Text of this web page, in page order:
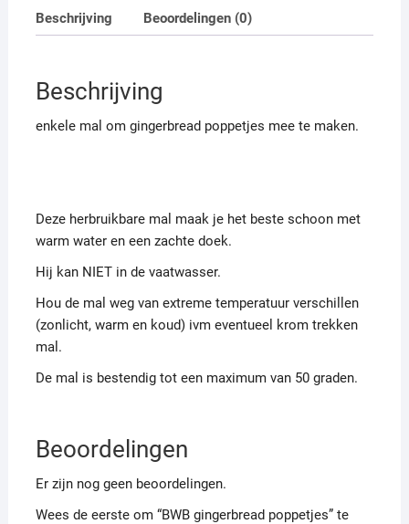
Beschrijving Beoordelingen (0)
Beschrijving
enkele mal om gingerbread poppetjes mee te maken.
Deze herbruikbare mal maak je het beste schoon met
warm water en een zachte doek.
Hij kan NIET in de vaatwasser.
Hou de mal weg van extreme temperatuur verschillen
(zonlicht, warm en koud) ivm eventueel krom trekken
mal.
De mal is bestendig tot een maximum van 50 graden.
Beoordelingen
Er zijn nog geen beoordelingen.
Wees de eerste om “BWB gingerbread poppetjes” te